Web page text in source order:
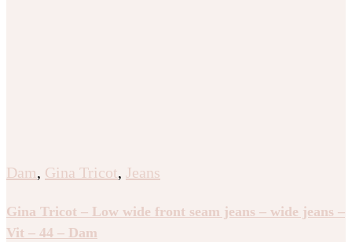
Dam, Gina Tricot, Jeans
Gina Tricot – Low wide front seam jeans – wide jeans –
Vit – 44 – Dam